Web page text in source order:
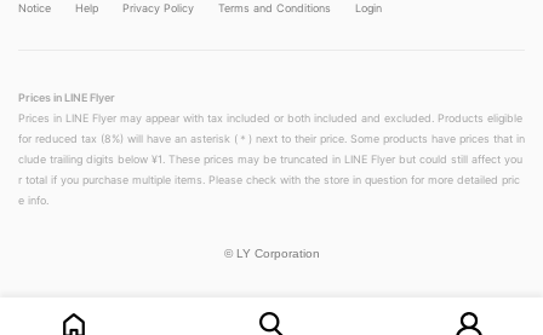
Notice Help Privacy Policy Terms and Conditions Login
Prices in LINE Flyer
Prices in LINE Flyer may appear with tax included or both included and excluded. Products eligible
for reduced tax (8%) will have an asterisk (＊) next to their price. Some products have prices that in
clude trailing digits below ¥1. These prices may be truncated in LINE Flyer but could still affect you
r total if you purchase multiple items. Please check with the store in question for more detailed pric
e info.
© LY Corporation